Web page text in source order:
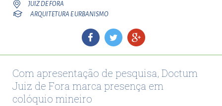
JUIZ DE FORA
ARQUITETURA E URBANISMO
Com apresentação de pesquisa, Doctum
Juiz de Fora marca presença em
colóquio mineiro